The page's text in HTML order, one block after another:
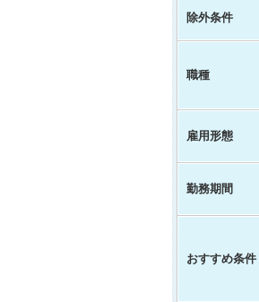
除外条件
職種
雇用形態
勤務期間
おすすめ条件